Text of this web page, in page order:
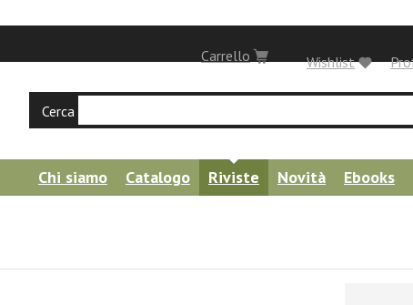
Carrello Wishlist
Cerca
Chi siamo Catalogo Riviste Novità Ebooks